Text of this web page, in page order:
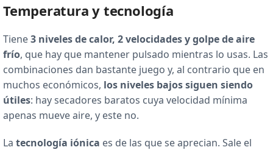
Temperatura y tecnología
Tiene3 niveles de calor, 2 velocidades y golpe de aire
frío, que hay que mantener pulsado mientras lo usas. Las
combinaciones dan bastante juego y, al contrario que en
muchos económicos, los niveles bajos siguen siendo
útiles: hay secadores baratos cuya velocidad mínima
apenas mueve aire, y este no.
La tecnología iónica es de las que se aprecian. Sale el